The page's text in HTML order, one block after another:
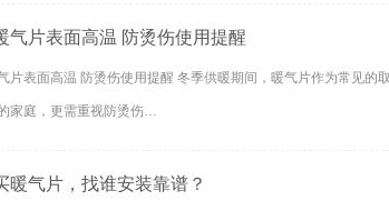
气片表面高温 防烫伤使用提醒
片表面高温 防烫伤使用提醒 冬季供暖期间，暖气片作为常见
家庭，更需重视防烫伤…
暖气片，找谁安装靠谱？